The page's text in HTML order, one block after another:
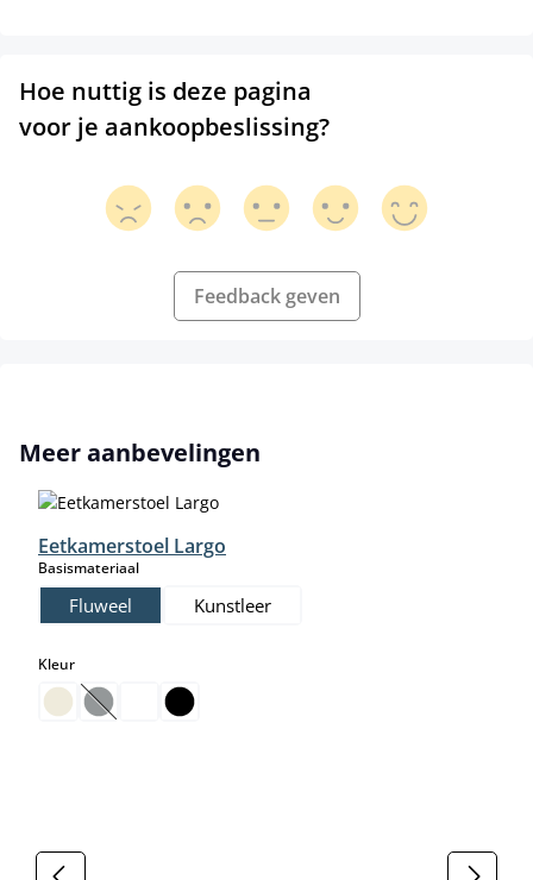
Hoe nuttig is deze pagina
voor je aankoopbeslissing?
Feedback geven
Productgalerij overslaan
Meer aanbevelingen
Eetkamerstoel Largo
Basismateriaalselect
Fluweel Kunstleer
Kleurselect
(Deze optie is momenteel niet beschikbaar.)